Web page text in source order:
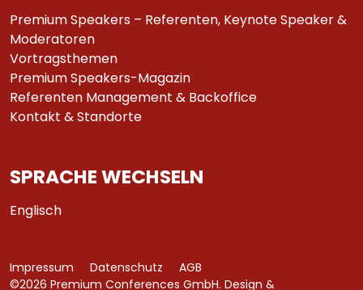
Premium Speakers – Referenten, Keynote Speaker &
Moderatoren
Vortragsthemen
Premium Speakers-Magazin
Referenten Management & Backoffice
Kontakt & Standorte
SPRACHE WECHSELN
Englisch
©2026 Premium Conferences GmbH. Design &
Impressum Datenschutz AGB